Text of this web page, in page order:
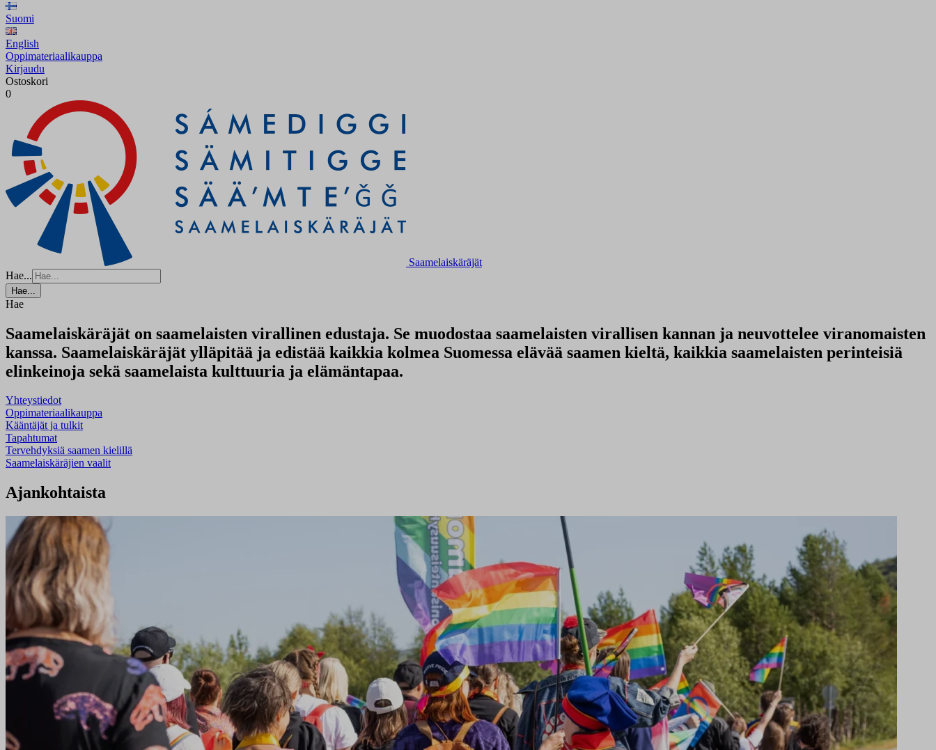
Suomi
English
Oppimateriaalikauppa
Kirjaudu
Ostoskori
0
Saamelaiskäräjät
Hae...
Hae...
Hae
Saamelaiskäräjät on saamelaisten virallinen edustaja. Se muodostaa saamelaisten virallisen kannan ja neuvottelee viranomaisten
kanssa. Saamelaiskäräjät ylläpitää ja edistää kaikkia kolmea Suomessa elävää saamen kieltä, kaikkia saamelaisten perinteisiä
elinkeinoja sekä saamelaista kulttuuria ja elämäntapaa.
Yhteystiedot
Oppimateriaalikauppa
Kääntäjät ja tulkit
Tapahtumat
Tervehdyksiä saamen kielillä
Saamelaiskäräjien vaalit
Ajankohtaista